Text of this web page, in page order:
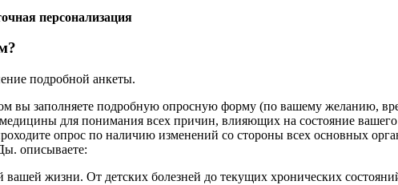
персонализация
подробной анкеты.
вы заполняете подробную опросную форму (по вашему желанию,
для понимания всех причин, влияющих на состояние
опрос по наличию изменений со стороны всех основных
описываете:
жизни. От детских болезней до текущих хронических